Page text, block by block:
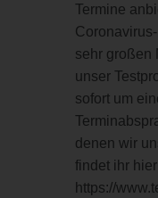
Termine
sehr großen
unser
sofort um
denen wir
findet ihr
https://